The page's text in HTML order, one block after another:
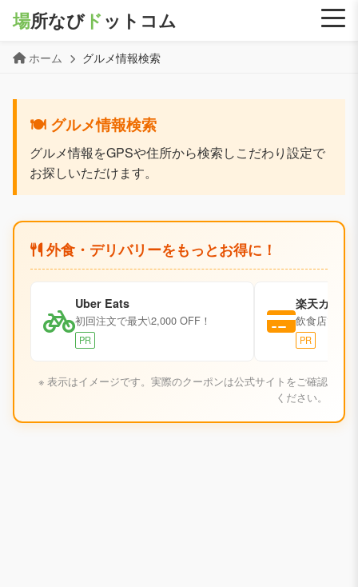
場所なびドットコム
ホーム グルメ情報検索
🍽️ グルメ情報検索
グルメ情報をGPSや住所から検索しこだわり設定で
お探しいただけます。
外食・デリバリーをもっとお得に！
Uber Eats
初回注文で最大\2,000 OFF！
PR
楽天カード
飲食店での
PR
※ 表示はイメージです。実際のクーポンは公式サイトをご確認
ください。